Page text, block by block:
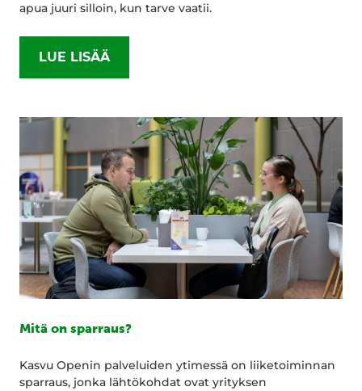
apua juuri silloin, kun tarve vaatii.
LUE LISÄÄ
Mitä on sparraus?
Kasvu Openin palveluiden ytimessä on liiketoiminnan
sparraus, jonka lähtökohdat ovat yrityksen